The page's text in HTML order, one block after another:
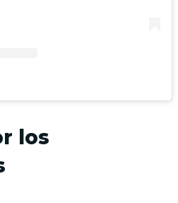
los